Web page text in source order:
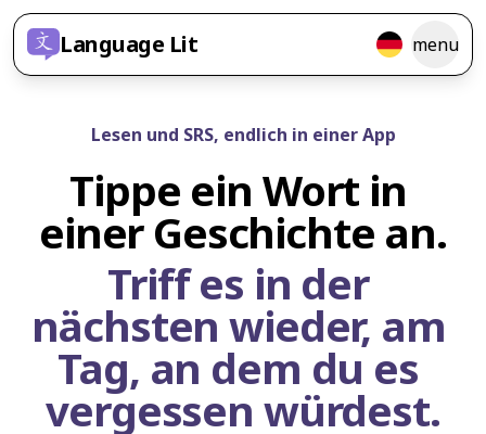
Language Lit menu
Lesen und SRS, endlich in einer App
Tippe ein Wort in
einer Geschichte an.
Triff es in der
nächsten wieder, am
Tag, an dem du es
vergessen würdest.